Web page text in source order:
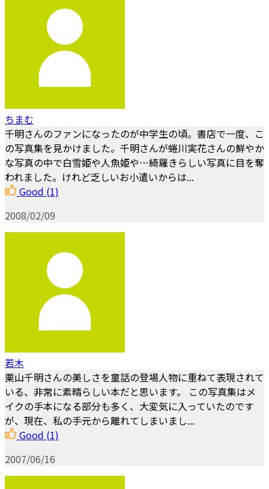
ちまむ
千明さんのファンになったのが中学生の頃。書店で一度、こ
の写真集を見かけました。千明さんが蜷川実花さんの鮮やか
な写真の中で白雪姫や人魚姫や…綺羅きらしい写真に目を奪
われました。けれど乏しいお小遣いからは...
Good (1)
2008/02/09
若木
栗山千明さんの美しさを童話の登場人物に重ねて表現されて
いる、非常に素晴らしい本だと思います。 この写真集はメ
イクの手本になる部分も多く、大変気に入っていたのです
が、現在、私の手元から離れてしまいまし...
Good (1)
2007/06/16